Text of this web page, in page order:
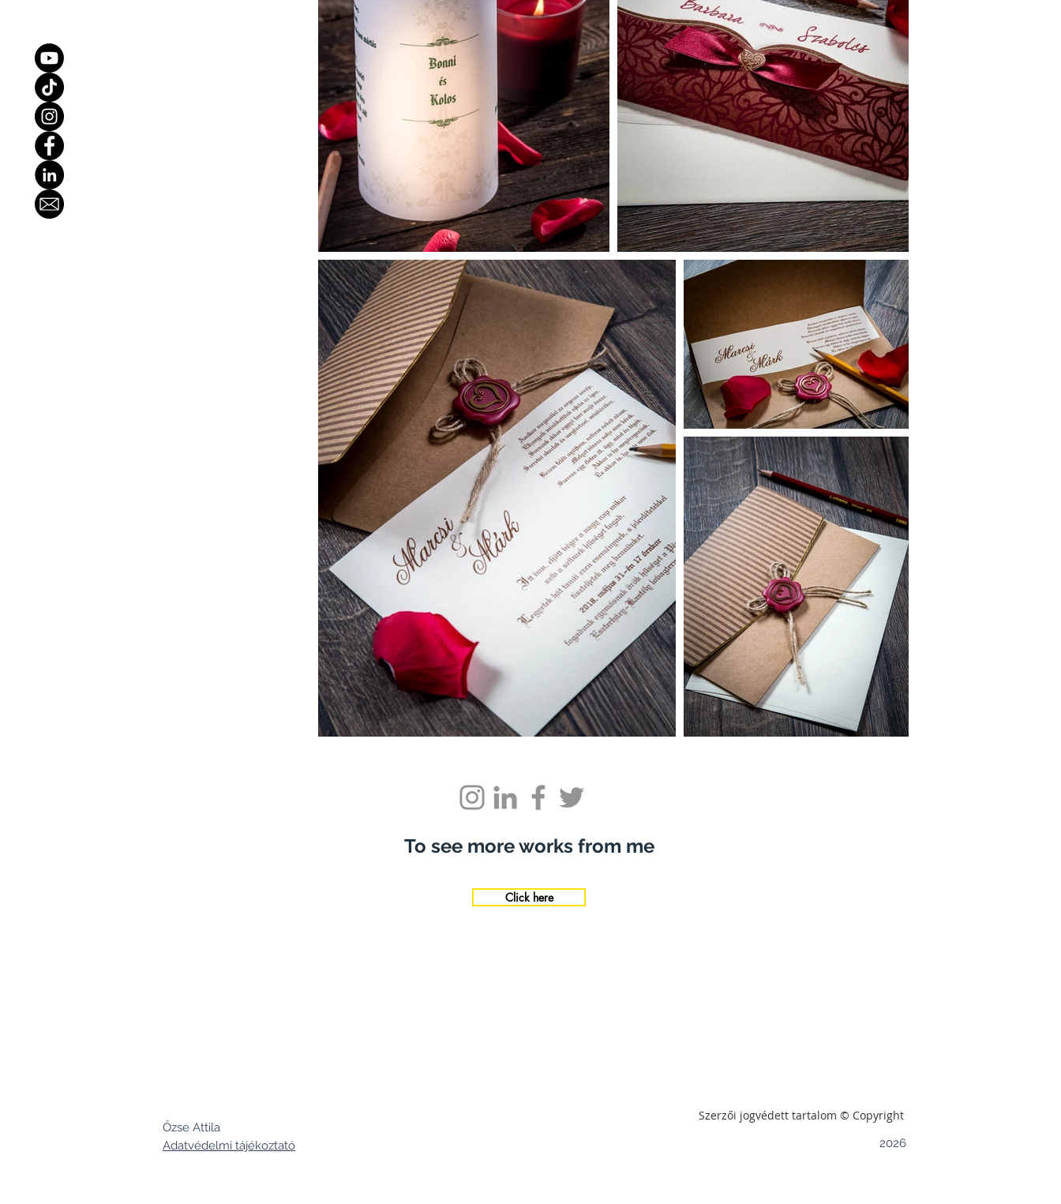
To see more works from me
Click here
Őzse Attila
Adatvédelmi tájékoztató
Szerzői jogvédett tartalom © Copyright
2026